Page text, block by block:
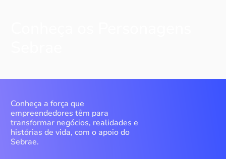
Conheça a força que
empreendedores têm para
transformar negócios, realidades e
histórias de vida, com o apoio do
Sebrae.